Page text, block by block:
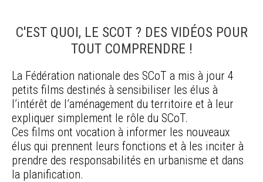
C'EST QUOI, LE SCOT ? DES VIDÉOS POUR
TOUT COMPRENDRE !
La Fédération nationale des SCoT a mis à jour 4
petits films destinés à sensibiliser les élus à
l’intérêt de l’aménagement du territoire et à leur
expliquer simplement le rôle du SCoT.
Ces films ont vocation à informer les nouveaux
élus qui prennent leurs fonctions et à les inciter à
prendre des responsabilités en urbanisme et dans
la planification.